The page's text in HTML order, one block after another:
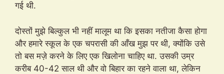
गई थी.
दोस्तों मुझे बिल्कुल भी नहीं मालूम था कि इसका नतीजा कैसा होगा
और हमारे स्कूल के एक चपरासी की आँख मुझ पर थी, क्योंकि उसे
तो बस मज़े करने के लिए एक खिलोना चाहिए था. उसकी उम्र
करीब 40-42 साल थी और वो बिहार का रहने वाला था, लेकिन